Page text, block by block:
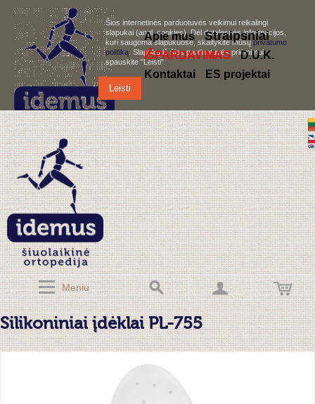
Šios internetinės parduotuvės veikimui reikalingi
slapukai (angl. cookies). Dėl detalesnės informacijos,
kuri saugoma slapukuose, skaitykite mūsųprivatumo
politiką . Slapukų iš šios parduotuvės priėmimui,
spauskite "Leisti".
Leisti
Meniu
Apie mus Straipsniai
IŠPARDAVIMAS
D.U.K.
Kontaktai
ES projektai
Silikoniniai įdėklai PL-755